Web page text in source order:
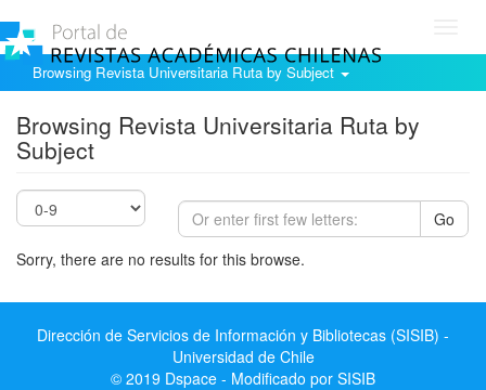
Browsing Revista Universitaria Ruta by Subject
Browsing Revista Universitaria Ruta by
Subject
Go
Sorry, there are no results for this browse.
Dirección de Servicios de Información y Bibliotecas (SISIB) -
Universidad de Chile
© 2019 Dspace - Modificado por SISIB